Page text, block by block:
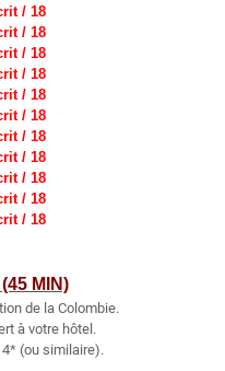
/ 18
/ 18
/ 18
/ 18
/ 18
/ 18
/ 18
/ 18
/ 18
/ 18
/ 18
MIN)
de la Colombie.
à votre hôtel.
4* (ou similaire).